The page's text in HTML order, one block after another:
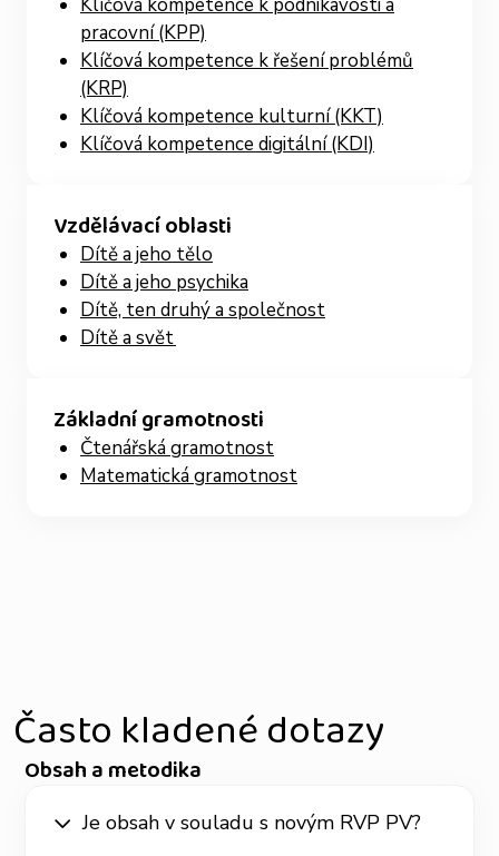
Klíčová kompetence k podnikavosti a
pracovní (KPP)
Klíčová kompetence k řešení problémů
(KRP)
Klíčová kompetence kulturní (KKT)
Klíčová kompetence digitální (KDI)
Vzdělávací oblasti
Dítě a jeho tělo
Dítě a jeho psychika
Dítě, ten druhý a společnost
Dítě a svět
Základní gramotnosti
Čtenářská gramotnost
Matematická gramotnost
Často kladené dotazy
Obsah a metodika
Je obsah v souladu s novým RVP PV?